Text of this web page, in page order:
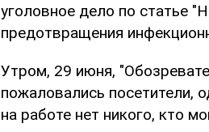
уголовное дело по статье
предотвращения
Утром, 29 июня,
пожаловались посетители,
на работе нет никого, кто